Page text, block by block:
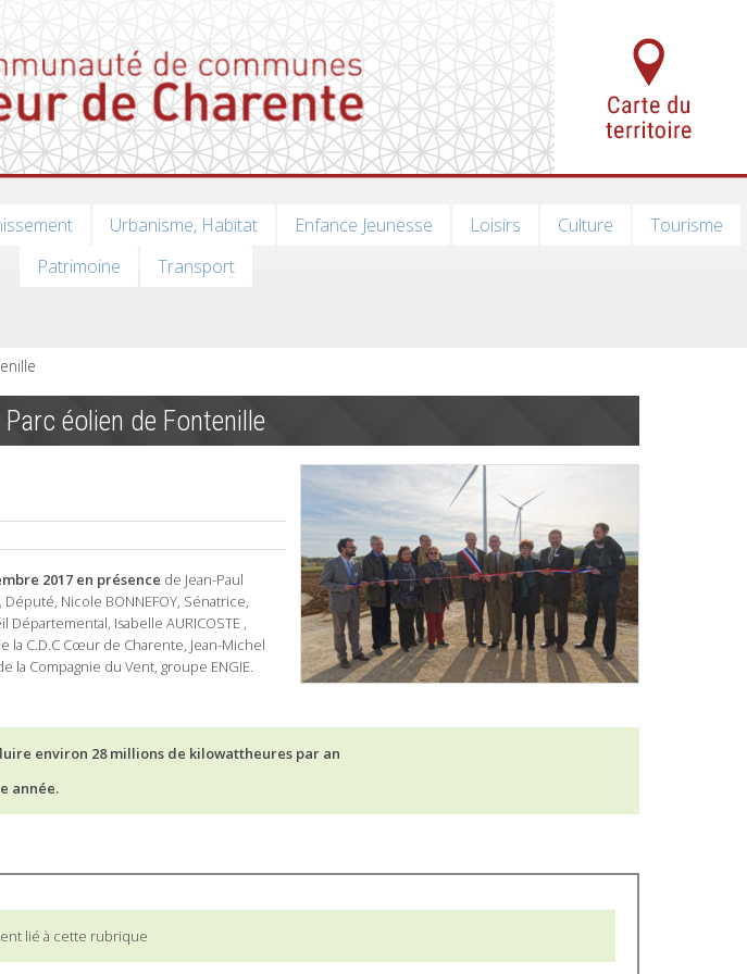
Urbanisme, Habitat Enfance Jeunesse Loisirs Culture
Tourisme
Patrimoine
Transport
Parc éolien de Fontenille
2017 en présence de Jean-Paul
Nicole BONNEFOY, Sénatrice,
Isabelle AURICOSTE ,
la C.D.C Cœur de Charente, Jean-Michel
la Compagnie du Vent, groupe ENGIE.
environ 28 millions de kilowattheures par an
année.
lié à cette rubrique